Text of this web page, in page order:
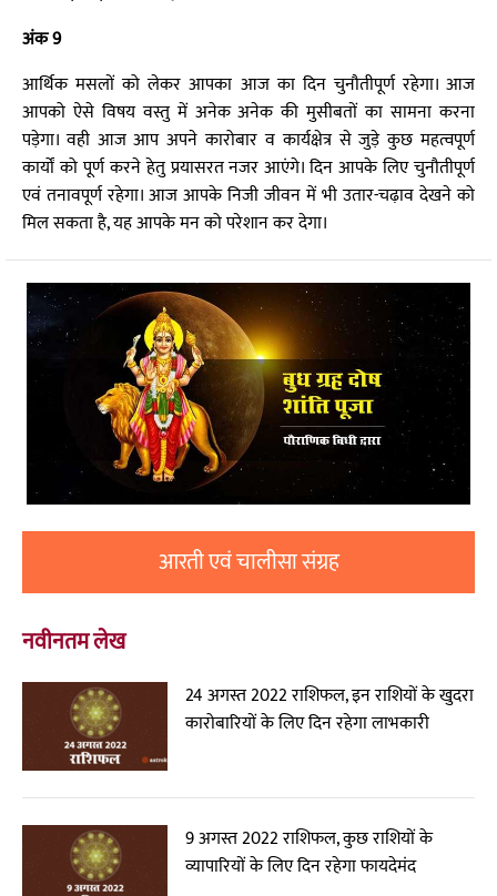
अंक 9
आर्थिक मसलों को लेकर आपका आज का दिन चुनौतीपूर्ण रहेगा। आज
आपको ऐसे विषय वस्तु में अनेक अनेक की मुसीबतों का सामना करना
पड़ेगा। वही आज आप अपने कारोबार व कार्यक्षेत्र से जुड़े कुछ महत्वपूर्ण
कार्यों को पूर्ण करने हेतु प्रयासरत नजर आएंगे। दिन आपके लिए चुनौतीपूर्ण
एवं तनावपूर्ण रहेगा। आज आपके निजी जीवन में भी उतार-चढ़ाव देखने को
मिल सकता है, यह आपके मन को परेशान कर देगा।
आरती एवं चालीसा संग्रह
नवीनतम लेख
24 अगस्त 2022 राशिफल, इन राशियों के खुदरा
कारोबारियों के लिए दिन रहेगा लाभकारी
9 अगस्त 2022 राशिफल, कुछ राशियों के
व्यापारियों के लिए दिन रहेगा फायदेमंद